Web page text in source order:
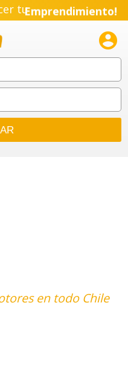
tuEmprendimiento!

en todo Chile